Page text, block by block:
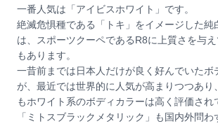
一番人気は「アイビスホワイト」です。
絶滅危惧種である「トキ」をイメージした純
は、スポーツクーペであるR8に上質さを与
もあります。
一昔前までは日本人だけが良く好んでいたボ
が、最近では世界的に人気が高まりつつあり
もホワイト系のボディカラーは高く評価され
「ミトスブラックメタリック」も国内外問わ